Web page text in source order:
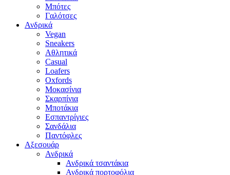
Μπότες
Γαλότσες
Ανδρικά
Vegan
Sneakers
Αθλητικά
Casual
Loafers
Oxfords
Μοκασίνια
Σκαρπίνια
Μποτάκια
Εσπαντρίγιες
Σανδάλια
Παντόφλες
Αξεσουάρ
Ανδρικά
Ανδρικά τσαντάκια
Ανδρικά πορτοφόλια